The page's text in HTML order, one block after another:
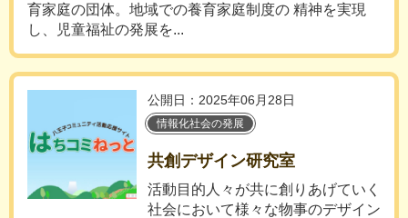
育家庭の団体。地域での養育家庭制度の 精神を実現
し、児童福祉の発展を...
公開日：2025年06月28日
情報化社会の発展
共創デザイン研究室
活動目的人々が共に創りあげていく
社会において様々な物事のデザイン